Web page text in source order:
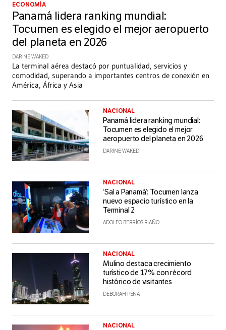
ECONOMÍA
Panamá lidera ranking mundial:
Tocumen es elegido el mejor aeropuerto
del planeta en 2026
DARINE WAKED
La terminal aérea destacó por puntualidad, servicios y
comodidad, superando a importantes centros de conexión en
América, África y Asia
NACIONAL
Panamá lidera ranking mundial:
Tocumen es elegido el mejor
aeropuerto del planeta en 2026
DARINE WAKED
NACIONAL
‘Sal a Panamá’: Tocumen lanza
nuevo espacio turístico en la
Terminal 2
ADOLFO BERRÍOS RIAÑO
NACIONAL
Mulino destaca crecimiento
turístico de 17% con récord
histórico de visitantes
DEBORAH PEÑA
NACIONAL